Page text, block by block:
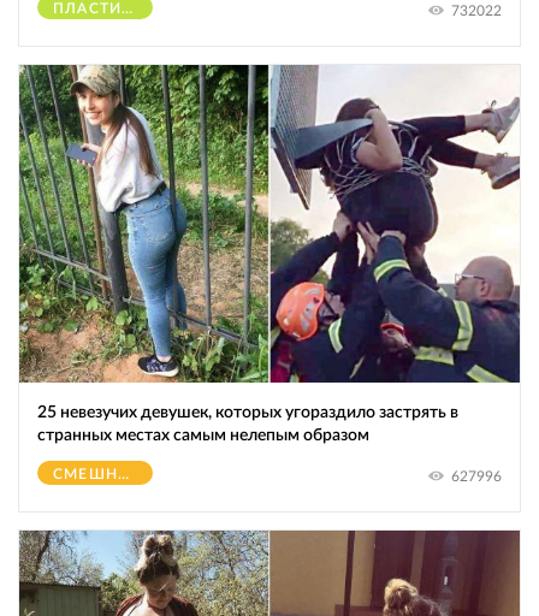
ПЛАСТИЧЕСКИЕ ОПЕРАЦИИ 732022
25 невезучих девушек, которых угораздило застрять в
странных местах самым нелепым образом
СМЕШНОЕ 627996